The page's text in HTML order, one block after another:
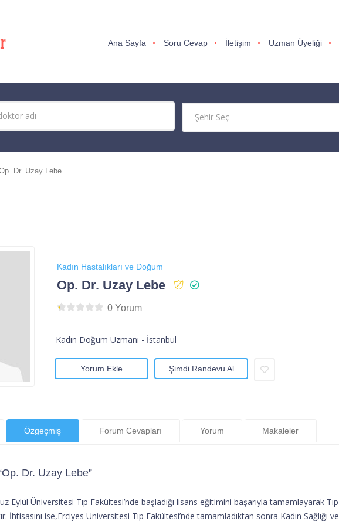
Ana Sayfa Soru Cevap İletişim Uzman Üyeliği
Dr. Uzay Lebe
Kadın Hastalıkları ve Doğum
Op. Dr. Uzay Lebe
0 Yorum
Kadın Doğum Uzmanı - İstanbul
Yorum Ekle Şimdi Randevu Al
Özgeçmiş Forum Cevapları Yorum Makaleler
Dr. Uzay Lebe”
Eylül Üniversitesi Tıp Fakültesi’nde başladığı lisans eğitimini başarıyla tamamlayarak Tıp
İhtisasını ise,Erciyes Üniversitesi Tıp Fakültesi’nde tamamladıktan sonra Kadın Sağlığı ve